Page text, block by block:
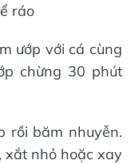
ráo
ướp với cá cùng
chừng 30 phút
rồi băm nhuyễn.
xắt nhỏ hoặc xay